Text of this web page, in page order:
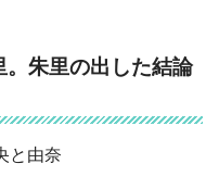
朱里の出した結論
と由奈